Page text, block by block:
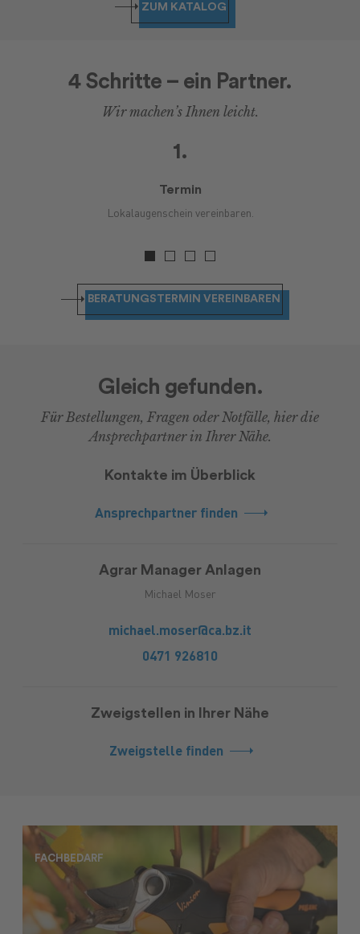
ZUM KATALOG
4 Schritte – ein Partner.
Wir machen’s Ihnen leicht.
1.
Termin
Lokalaugenschein vereinbaren.
BERATUNGSTERMIN VEREINBAREN
Gleich gefunden.
Für Bestellungen, Fragen oder Notfälle, hier die
Ansprechpartner in Ihrer Nähe.
Kontakte im Überblick
Ansprechpartner finden
Agrar Manager Anlagen
Michael Moser
michael.moser@ca.bz.it
0471 926810
Zweigstellen in Ihrer Nähe
Zweigstelle finden
FACHBEDARF